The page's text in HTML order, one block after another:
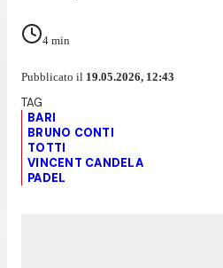
4 min
Pubblicato il 19.05.2026, 12:43
BARI
BRUNO CONTI
TOTTI
VINCENT CANDELA
PADEL